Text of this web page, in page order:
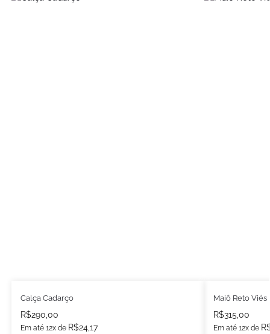
Calça Cadarço
R$290,00
Em até 12x de R$24,17
Maiô Reto Viés
R$315,00
Em até 12x de